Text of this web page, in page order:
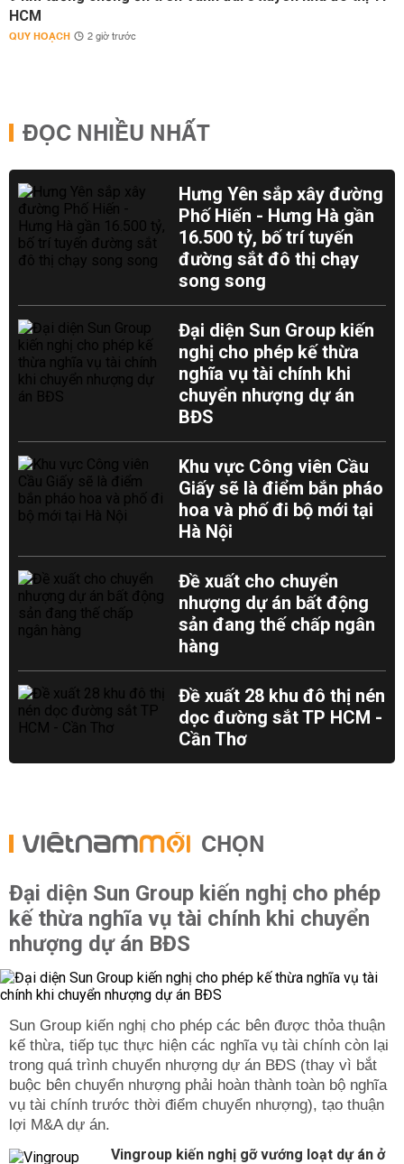
HCM
QUY HOẠCH 2 giờ trước
ĐỌC NHIỀU NHẤT
Hưng Yên sắp xây đường
Phố Hiến - Hưng Hà gần
16.500 tỷ, bố trí tuyến
đường sắt đô thị chạy
song song
Đại diện Sun Group kiến
nghị cho phép kế thừa
nghĩa vụ tài chính khi
chuyển nhượng dự án
BĐS
Khu vực Công viên Cầu
Giấy sẽ là điểm bắn pháo
hoa và phố đi bộ mới tại
Hà Nội
Đề xuất cho chuyển
nhượng dự án bất động
sản đang thế chấp ngân
hàng
Đề xuất 28 khu đô thị nén
dọc đường sắt TP HCM -
Cần Thơ
CHỌN
Đại diện Sun Group kiến nghị cho phép
kế thừa nghĩa vụ tài chính khi chuyển
nhượng dự án BĐS
Sun Group kiến nghị cho phép các bên được thỏa thuận
kế thừa, tiếp tục thực hiện các nghĩa vụ tài chính còn lại
trong quá trình chuyển nhượng dự án BĐS (thay vì bắt
buộc bên chuyển nhượng phải hoàn thành toàn bộ nghĩa
vụ tài chính trước thời điểm chuyển nhượng), tạo thuận
lợi M&A dự án.
Vingroup kiến nghị gỡ vướng loạt dự án ở